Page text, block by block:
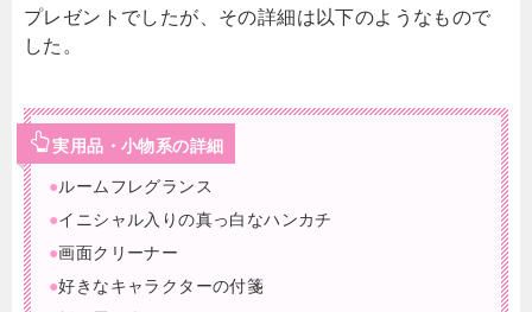
プレゼントでしたが、その詳細は以下のようなもので
した。
実用品・小物系の詳細
●ルームフレグランス
●イニシャル入りの真っ白なハンカチ
●画面クリーナー
●好きなキャラクターの付箋